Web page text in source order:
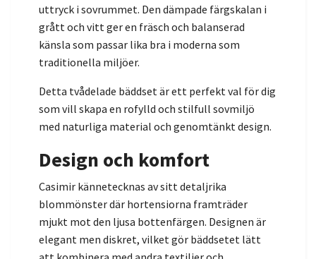
uttryck i sovrummet. Den dämpade färgskalan i
grått och vitt ger en fräsch och balanserad
känsla som passar lika bra i moderna som
traditionella miljöer.
Detta tvådelade bäddset är ett perfekt val för dig
som vill skapa en rofylld och stilfull sovmiljö
med naturliga material och genomtänkt design.
Design och komfort
Casimir kännetecknas av sitt detaljrika
blommönster där hortensiorna framträder
mjukt mot den ljusa bottenfärgen. Designen är
elegant men diskret, vilket gör bäddsetet lätt